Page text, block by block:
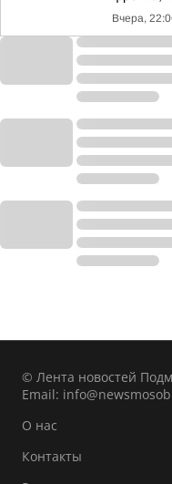
Вчера,
© Лента новостей
Email:
О нас
Контакты